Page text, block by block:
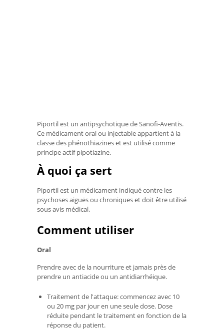
Piportil est un antipsychotique de Sanofi-Aventis.
Ce médicament oral ou injectable appartient à la
classe des phénothiazines et est utilisé comme
principe actif pipotiazine.
À quoi ça sert
Piportil est un médicament indiqué contre les
psychoses aiguës ou chroniques et doit être utilisé
sous avis médical.
Comment utiliser
Oral
Prendre avec de la nourriture et jamais près de
prendre un antiacide ou un antidiarrhéique.
Traitement de l'attaque: commencez avec 10
ou 20 mg par jour en une seule dose. Dose
réduite pendant le traitement en fonction de la
réponse du patient.